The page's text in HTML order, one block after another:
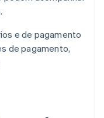
e de pagamento
de pagamento,